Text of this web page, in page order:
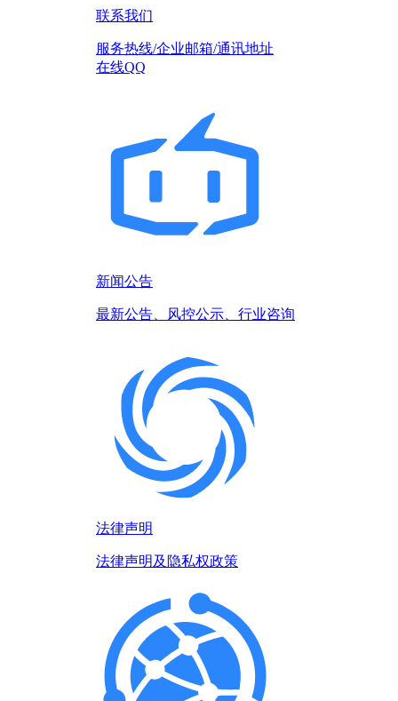
联系我们
服务热线/企业邮箱/通讯地址
在线QQ
新闻公告
最新公告、风控公示、行业咨询
法律声明
法律声明及隐私权政策